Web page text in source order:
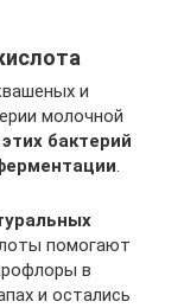
и
молочной
бактерий
.
помогают
в
и остались